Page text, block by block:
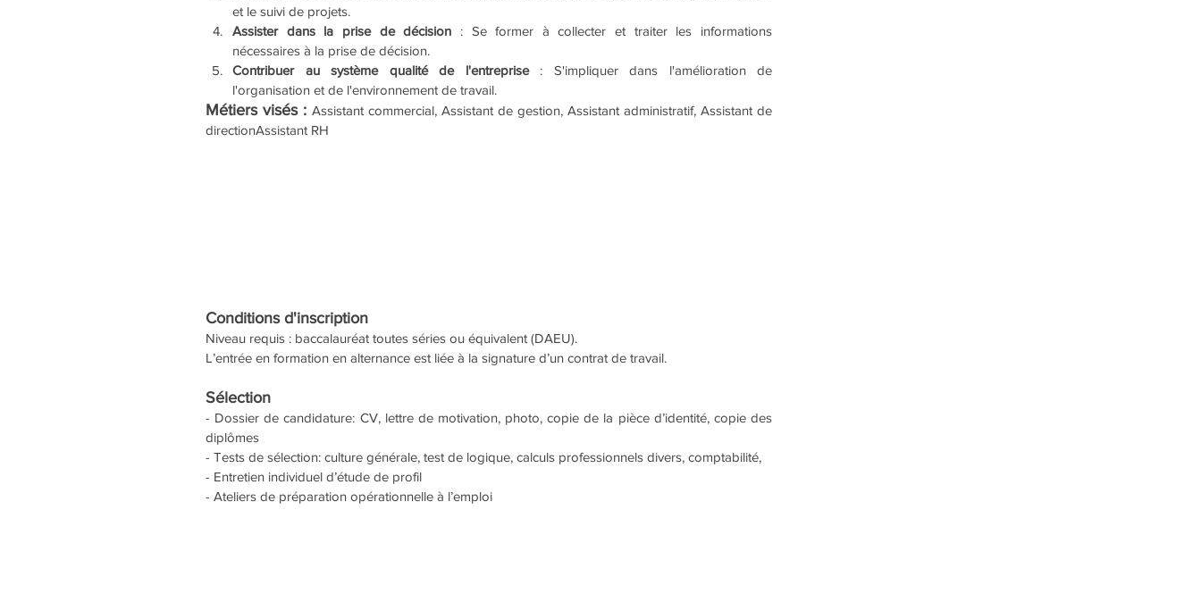
et le suivi de projets.
Assister dans la prise de décision : Se former à collecter et traiter les informations
nécessaires à la prise de décision.
Contribuer au système qualité de l'entreprise : S'impliquer dans l'amélioration de
l'organisation et de l'environnement de travail.
Métiers visés : Assistant commercial, Assistant de gestion, Assistant administratif, Assistant de
directionAssistant RH
Conditions d'inscription
Niveau requis : baccalauréat toutes séries ou équivalent (DAEU).
L’entrée en formation en alternance est liée à la signature d’un contrat de travail.
Sélection
- Dossier de candidature: CV, lettre de motivation, photo, copie de la pièce d’identité, copie des
diplômes
- Tests de sélection: culture générale, test de logique, calculs professionnels divers, comptabilité,
- Entretien individuel d’étude de profil
- Ateliers de préparation opérationnelle à l’emploi